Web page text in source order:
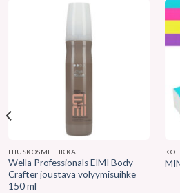
HIUSKOSMETIIKKA
Wella Professionals EIMI Body
Crafter joustava volyymisuihke
150 ml
KOTI